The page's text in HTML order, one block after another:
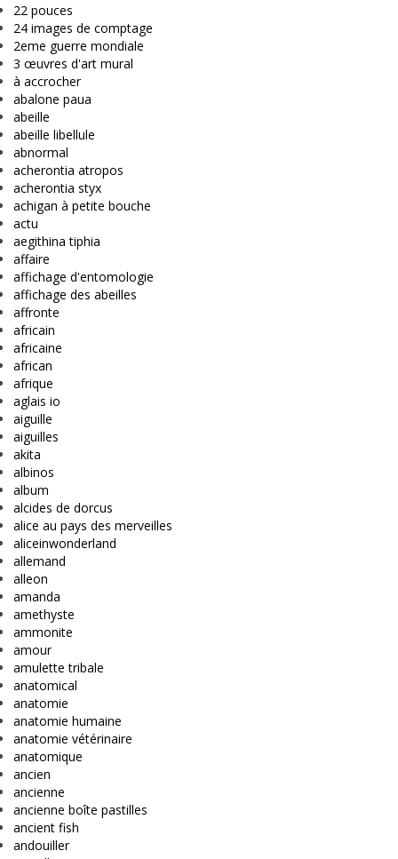
22 pouces
24 images de comptage
2eme guerre mondiale
3 œuvres d'art mural
à accrocher
abalone paua
abeille
abeille libellule
abnormal
acherontia atropos
acherontia styx
achigan à petite bouche
actu
aegithina tiphia
affaire
affichage d'entomologie
affichage des abeilles
affronte
africain
africaine
african
afrique
aglais io
aiguille
aiguilles
akita
albinos
album
alcides de dorcus
alice au pays des merveilles
aliceinwonderland
allemand
alleon
amanda
amethyste
ammonite
amour
amulette tribale
anatomical
anatomie
anatomie humaine
anatomie vétérinaire
anatomique
ancien
ancienne
ancienne boîte pastilles
ancient fish
andouiller